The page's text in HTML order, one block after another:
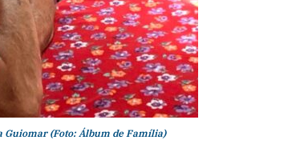
Guiomar (Foto: Álbum de Família)